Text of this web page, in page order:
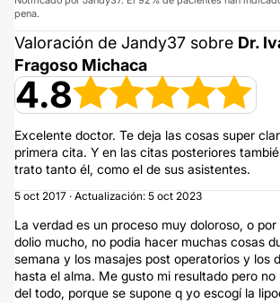
pena.
Valoración de Jandy37 sobre Dr.
Fragoso Michaca
4.8
Excelente doctor. Te deja las cosas super
primera cita. Y en las citas posteriores
trato tanto él, como el de sus asistentes.
5 oct 2017 · Actualización: 5 oct 2023
La verdad es un proceso muy doloroso, o
dolio mucho, no podia hacer muchas cosas
semana y los masajes post operatorios y los
hasta el alma. Me gusto mi resultado pero
del todo, porque se supone q yo escogí la